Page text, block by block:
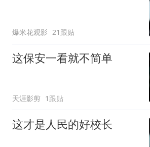
爆米花观影 21跟贴
这保安一看就不简单
天涯影剪 1跟贴
这才是人民的好校长